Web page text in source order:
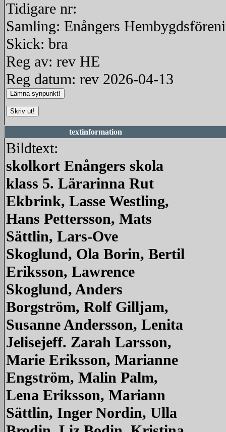
Tidigare nr:
Samling: Enångers
Skick: bra
Reg av: rev HE
Reg datum: rev 2026-04-13
textinformation
Bildtext:
skolkort Enångers skola
klass 5. Lärarinna Rut
Ekbrink, Lasse Westling,
Hans Pettersson, Mats
Sättlin, Lars-Ove
Skoglund, Ola Borin, Bertil
Eriksson, Lawrence
Skoglund, Anders
Borgström, Rolf Gilljam,
Susanne Andersson, Lenita
Jelisejeff. Zarah Larsson,
Marie Eriksson, Marianne
Engström, Malin Palm,
Lena Eriksson, Mariann
Sättlin, Inger Nordin, Ulla